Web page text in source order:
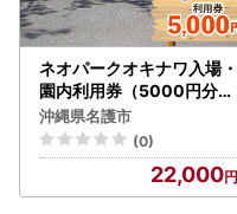
ネオパークオキナワ入場・
園内利用券（5000円分）
沖縄 おきなわ 名護市 テー
マパーク 沖縄本島 チケッ
ト 券 動植物 動物 植物 優
待券 利用券 入場券 招待券
観光 送料無料 春休み 夏休
沖縄県名護市
(0)
22,000